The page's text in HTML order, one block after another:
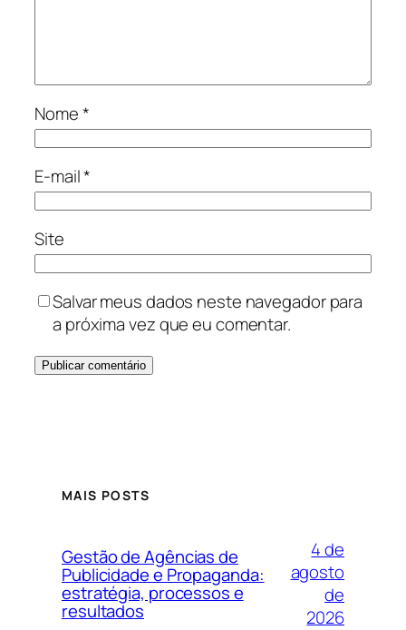
Nome*
E-mail*
Site
Salvar meus dados neste navegador para
a próxima vez que eu comentar.
MAIS POSTS
Gestão de Agências de
Publicidade e Propaganda:
estratégia, processos e
resultados
4 de
agosto
de
2026